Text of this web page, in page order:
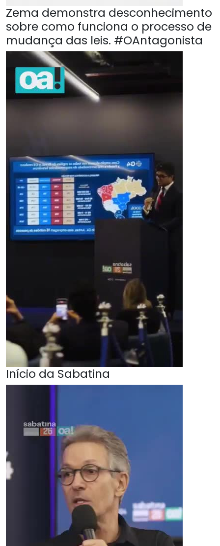
Zema demonstra desconhecimento
sobre como funciona o processo de
mudança das leis. #OAntagonista
Início da Sabatina